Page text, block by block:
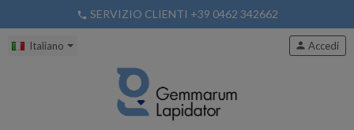
phone SERVIZIO CLIENTI +39 0462 342662
Italiano person Accedi